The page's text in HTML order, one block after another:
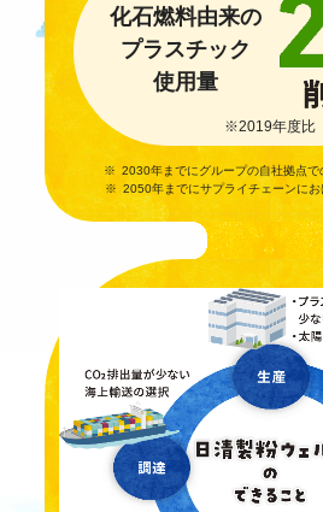
化石燃料由来の
プラスチック
使用量
※2019年度比
2030年までにグループの自社拠点で
2050年までにサプライチェーンに